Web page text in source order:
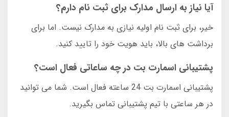
آیا نیاز به ارسال مدارک برای ثبت نام دارم؟
خیر، برای ثبت نام اولیه نیازی به مدارک نیست. اما برای
برداشت های بالا، باید هویت خود را تایید کنید.
پشتیبانی اسمارت بت در چه ساعاتی فعال است؟
پشتیبانی اسمارت بت 24 ساعته فعال است. شما می توانید
در هر ساعتی با تیم پشتیبانی تماس بگیرید.